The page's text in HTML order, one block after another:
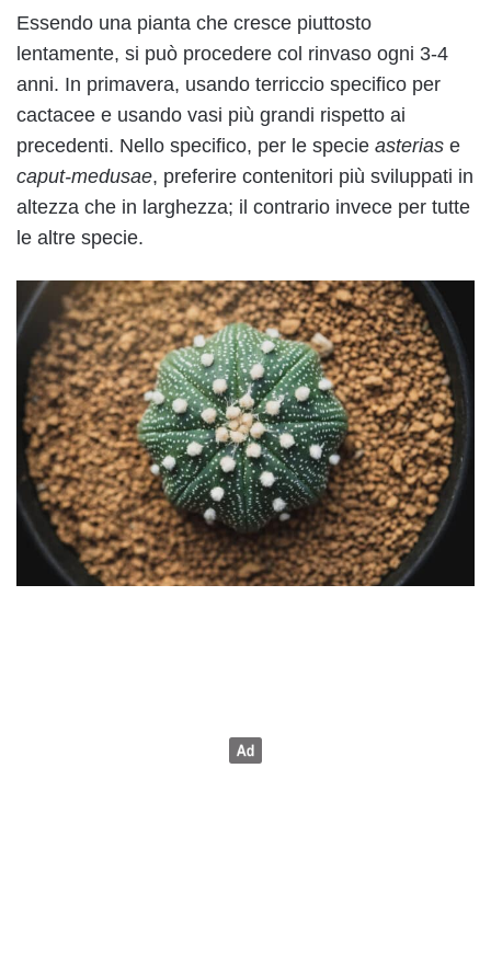
Essendo una pianta che cresce piuttosto
lentamente, si può procedere col rinvaso ogni 3-4
anni. In primavera, usando terriccio specifico per
cactacee e usando vasi più grandi rispetto ai
precedenti. Nello specifico, per le specie asterias e
caput-medusae, preferire contenitori più sviluppati in
altezza che in larghezza; il contrario invece per tutte
le altre specie.